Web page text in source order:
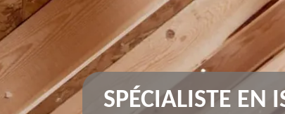
SPÉCIALISTE EN